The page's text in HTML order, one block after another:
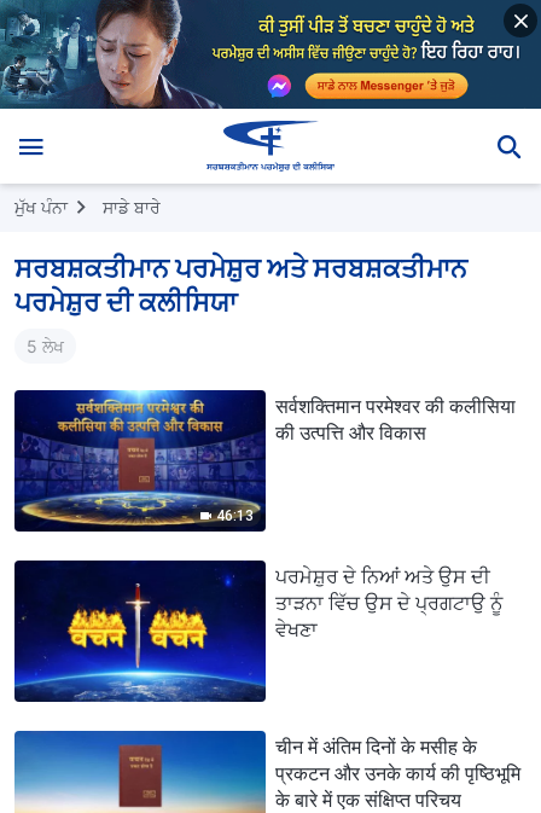
ਮੁੱਖ ਪੰਨਾ ਸਾਡੇ ਬਾਰੇ
ਸਰਬਸ਼ਕਤੀਮਾਨ ਪਰਮੇਸ਼ੁਰ ਅਤੇ ਸਰਬਸ਼ਕਤੀਮਾਨ
ਪਰਮੇਸ਼ੁਰ ਦੀ ਕਲੀਸਿਯਾ
5 ਲੇਖ
46:13
सर्वशक्तिमान परमेश्वर की कलीसिया
की उत्पत्ति और विकास
ਪਰਮੇਸ਼ੁਰ ਦੇ ਨਿਆਂ ਅਤੇ ਉਸ ਦੀ
ਤਾੜਨਾ ਵਿੱਚ ਉਸ ਦੇ ਪ੍ਰਗਟਾਉ ਨੂੰ
ਵੇਖਣਾ
चीन में अंतिम दिनों के मसीह के
प्रकटन और उनके कार्य की पृष्ठिभूमि
के बारे में एक संक्षिप्त परिचय